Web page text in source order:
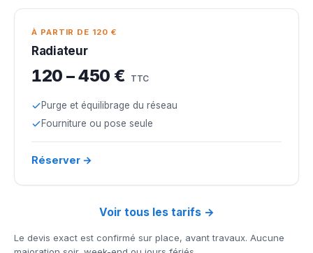
À PARTIR DE 120 €
Radiateur
120 – 450 € TTC
Purge et équilibrage du réseau
Fourniture ou pose seule
Réserver →
Voir tous les tarifs →
Le devis exact est confirmé sur place, avant travaux. Aucune